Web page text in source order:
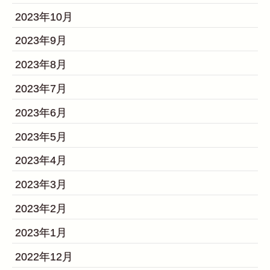
2023年10月
2023年9月
2023年8月
2023年7月
2023年6月
2023年5月
2023年4月
2023年3月
2023年2月
2023年1月
2022年12月